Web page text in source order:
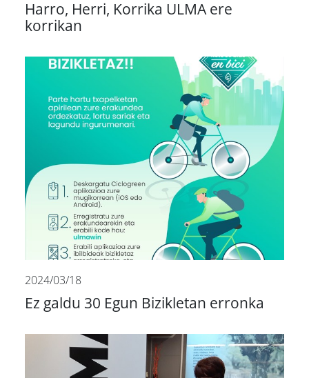
Harro, Herri, Korrika ULMA ere
korrikan
2024/03/18
Ez galdu 30 Egun Bizikletan erronka